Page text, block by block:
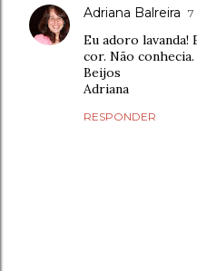
Adriana Balreira 7
Eu adoro lavanda!
cor. Não conhecia.
Beijos
Adriana
RESPONDER